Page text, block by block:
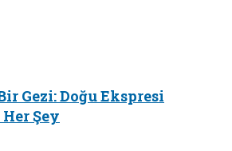
Gezi: Doğu Ekspresi
Şey